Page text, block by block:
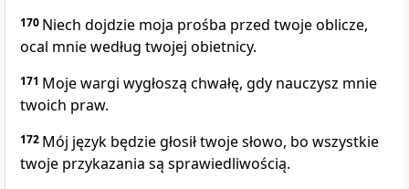
170 Niech dojdzie moja prośba przed twoje oblicze,
ocal mnie według twojej obietnicy.
171 Moje wargi wygłoszą chwałę, gdy nauczysz mnie
twoich praw.
172 Mój język będzie głosił twoje słowo, bo wszystkie
twoje przykazania są sprawiedliwością.